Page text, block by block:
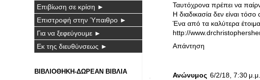
Ταυτόχρονα πρέπει να
Η διαδικασία δεν είναι
Ένα από τα καλύτερα
http://
Απάντηση
Ανώνυμος 6/2/18, 7:30 μ.μ.
Επιβίωση σε κρίση ►
Επιστροφή στην Ύπαιθρο ►
Για να ξεφεύγουμε ►
Εκ της διευθύνσεως ►
ΒΙΒΛΙΟΘΗΚΗ-ΔΩΡΕΑΝ ΒΙΒΛΙΑ